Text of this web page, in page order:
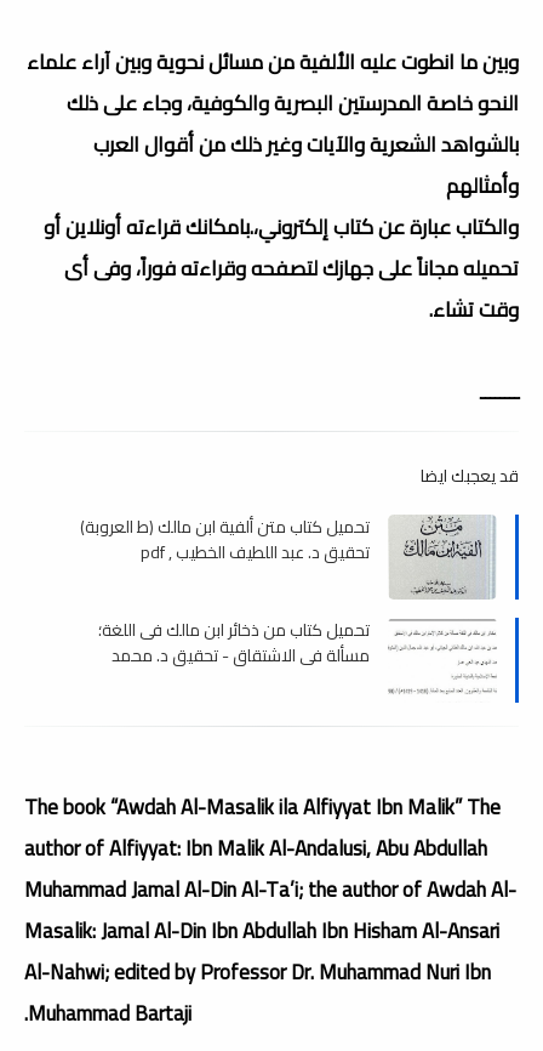
وبين ما انطوت عليه الألفية من مسائل نحوية وبين آراء علماء
النحو خاصة المدرستين البصرية والكوفية، وجاء على ذلك
بالشواهد الشعرية والآيات وغير ذلك من أقوال العرب
وأمثالهم
والكتاب عبارة عن كتاب إلكتروني،.بامكانك قراءته أونلاين أو
تحميله مجاناً على جهازك لتصفحه وقراءته فوراً، وفى أى
وقت تشاء.
ــــــــ
قد يعجبك ايضا
تحميل كتاب متن ألفية ابن مالك (ط العروبة)
تحقيق د. عبد اللطيف الخطيب , pdf
تحميل كتاب من ذخائر ابن مالك فى اللغة؛
مسألة في الاشتقاق - تحقيق د. محمد
The book “Awdah Al-Masalik ila Alfiyyat Ibn Malik” The
author of Alfiyyat: Ibn Malik Al-Andalusi, Abu Abdullah
Muhammad Jamal Al-Din Al-Ta’i; the author of Awdah Al-
Masalik: Jamal Al-Din Ibn Abdullah Ibn Hisham Al-Ansari
Al-Nahwi; edited by Professor Dr. Muhammad Nuri Ibn
Muhammad Bartaji.